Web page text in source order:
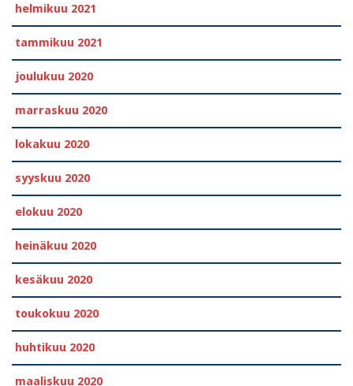
helmikuu 2021
tammikuu 2021
joulukuu 2020
marraskuu 2020
lokakuu 2020
syyskuu 2020
elokuu 2020
heinäkuu 2020
kesäkuu 2020
toukokuu 2020
huhtikuu 2020
maaliskuu 2020